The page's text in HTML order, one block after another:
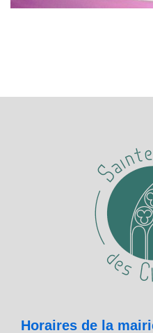
Horaires de la